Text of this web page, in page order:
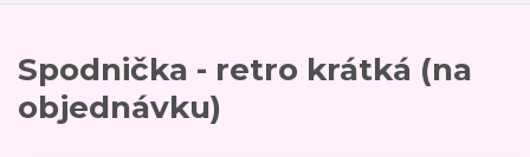
Spodnička - retro krátká (na
objednávku)